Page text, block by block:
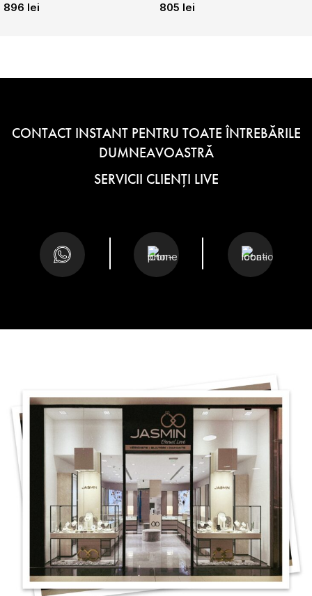
896 lei
805 lei
CONTACT INSTANT PENTRU TOATE ÎNTREBĂRILE
DUMNEAVOASTRĂ
SERVICII CLIENȚI LIVE